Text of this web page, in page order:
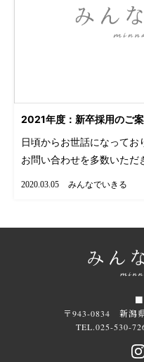
2021年度：新卒採用のご
日頃からお世話になって
お問い合わせを多数いた
2020.03.05 みんなでいきる
■
〒943-0834 新潟
TEL.025-530-